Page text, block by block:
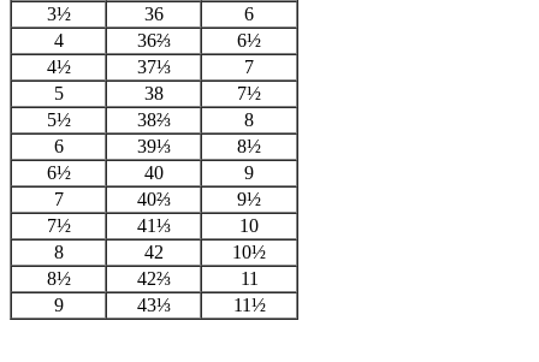
3½
36
6
4
36⅔
6½
4½
37⅓
7
5
38
7½
5½
38⅔
8
6
39⅓
8½
6½
40
9
7
40⅔
9½
7½
41⅓
10
8
42
10½
8½
42⅔
11
9
43⅓ 11½